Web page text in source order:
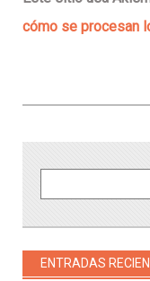
cómo se procesan
ENTRADAS